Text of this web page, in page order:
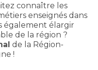
connaître les
enseignés dans
également élargir
de la région ?
de la Région-
!